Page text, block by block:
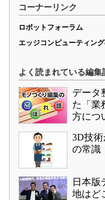
コーナーリンク
ロボットフォーラム
エッジコンピューティン
よく読まれている編集
データ
た「業
方につ
3D技術
の常識
日本版
地はど